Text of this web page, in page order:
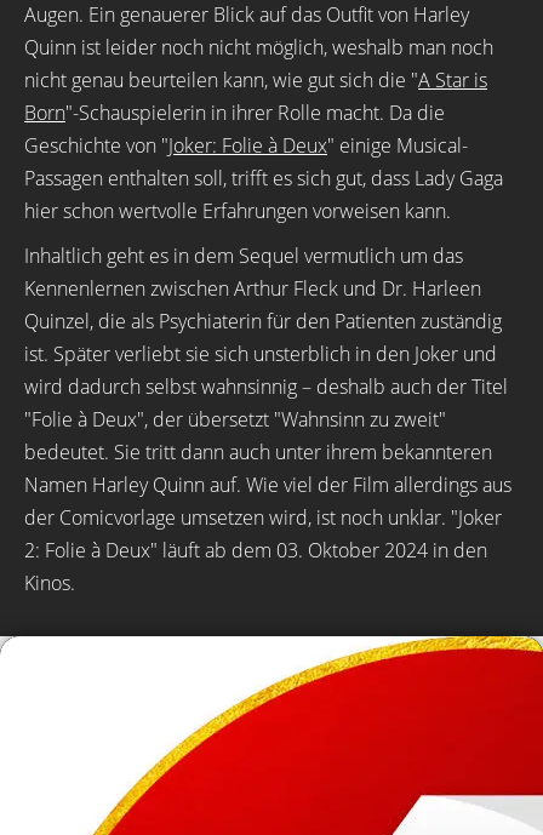
Augen. Ein genauerer Blick auf das Outfit von Harley
Quinn ist leider noch nicht möglich, weshalb man noch
nicht genau beurteilen kann, wie gut sich die "A Star is
Born"-Schauspielerin in ihrer Rolle macht. Da die
Geschichte von "Joker: Folie à Deux" einige Musical-
Passagen enthalten soll, trifft es sich gut, dass Lady Gaga
hier schon wertvolle Erfahrungen vorweisen kann.
Inhaltlich geht es in dem Sequel vermutlich um das
Kennenlernen zwischen Arthur Fleck und Dr. Harleen
Quinzel, die als Psychiaterin für den Patienten zuständig
ist. Später verliebt sie sich unsterblich in den Joker und
wird dadurch selbst wahnsinnig – deshalb auch der Titel
"Folie à Deux", der übersetzt "Wahnsinn zu zweit"
bedeutet. Sie tritt dann auch unter ihrem bekannteren
Namen Harley Quinn auf. Wie viel der Film allerdings aus
der Comicvorlage umsetzen wird, ist noch unklar. "Joker
2: Folie à Deux" läuft ab dem 03. Oktober 2024 in den
Kinos.